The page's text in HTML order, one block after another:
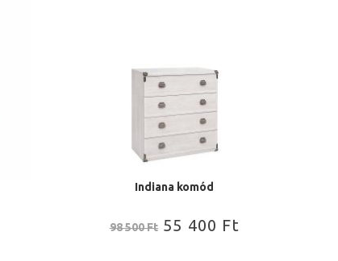
Indiana komód
98 500Ft 55 400 Ft